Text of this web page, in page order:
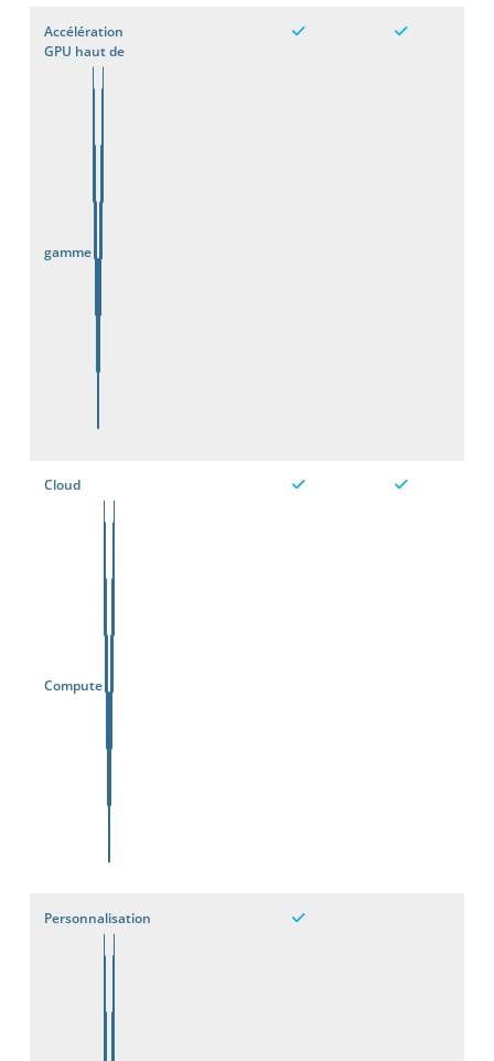
Accélération
GPU haut de
gamme
Cloud
Compute
Personnalisation